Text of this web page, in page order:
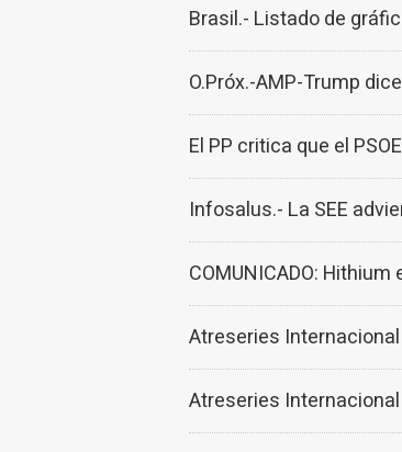
Brasil.- Listado de
O.Próx.-AMP-Trump
El PP critica que el
Infosalus.- La SEE
COMUNICADO:
Atreseries Internacional
Atreseries Internacional